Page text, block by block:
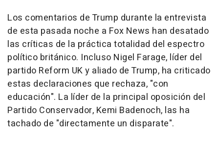
Los comentarios de Trump durante la entrevista
de esta pasada noche a Fox News han desatado
las críticas de la práctica totalidad del espectro
político británico. Incluso Nigel Farage, líder del
partido Reform UK y aliado de Trump, ha criticado
estas declaraciones que rechaza, "con
educación". La líder de la principal oposición del
Partido Conservador, Kemi Badenoch, las ha
tachado de "directamente un disparate".